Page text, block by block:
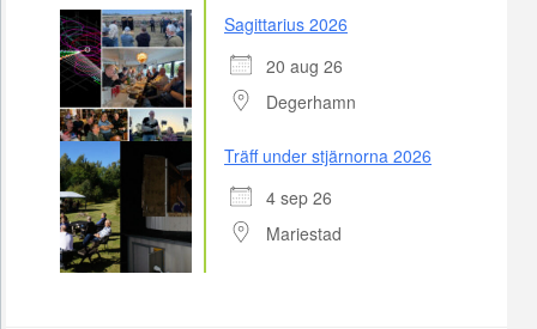
Sagittarius 2026
20 aug 26
Degerhamn
Träff under stjärnorna 2026
4 sep 26
Mariestad